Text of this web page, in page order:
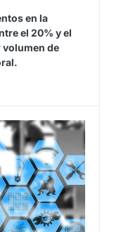
en la
el 20% y el
de